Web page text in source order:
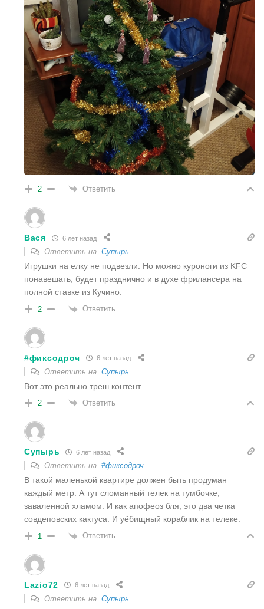
2 Ответить
Вася 6 лет назад
Ответить на Супырь
Игрушки на елку не подвезли. Но можно куроноги из KFC
понавешать, будет празднично и в духе фрилансера на
полной ставке из Кучино.
2 Ответить
#фиксодроч 6 лет назад
Ответить на Супырь
Вот это реально треш контент
2 Ответить
Супырь 6 лет назад
Ответить на #фиксодроч
В такой маленькой квартире должен быть продуман
каждый метр. А тут сломанный телек на тумбочке,
заваленной хламом. И как апофеоз бля, это два четка
совдеповских кактуса. И уёбищный кораблик на телеке.
1 Ответить
Lazio72 6 лет назад
Ответить на Супырь